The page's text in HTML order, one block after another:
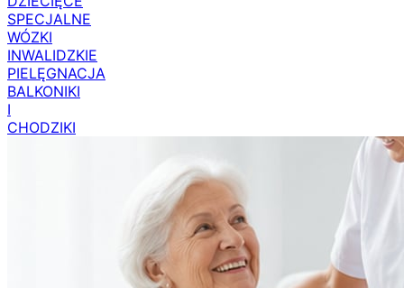
SPECJALNE
WÓZKI
INWALIDZKIE
PIELĘGNACJA
BALKONIKI
I
CHODZIKI